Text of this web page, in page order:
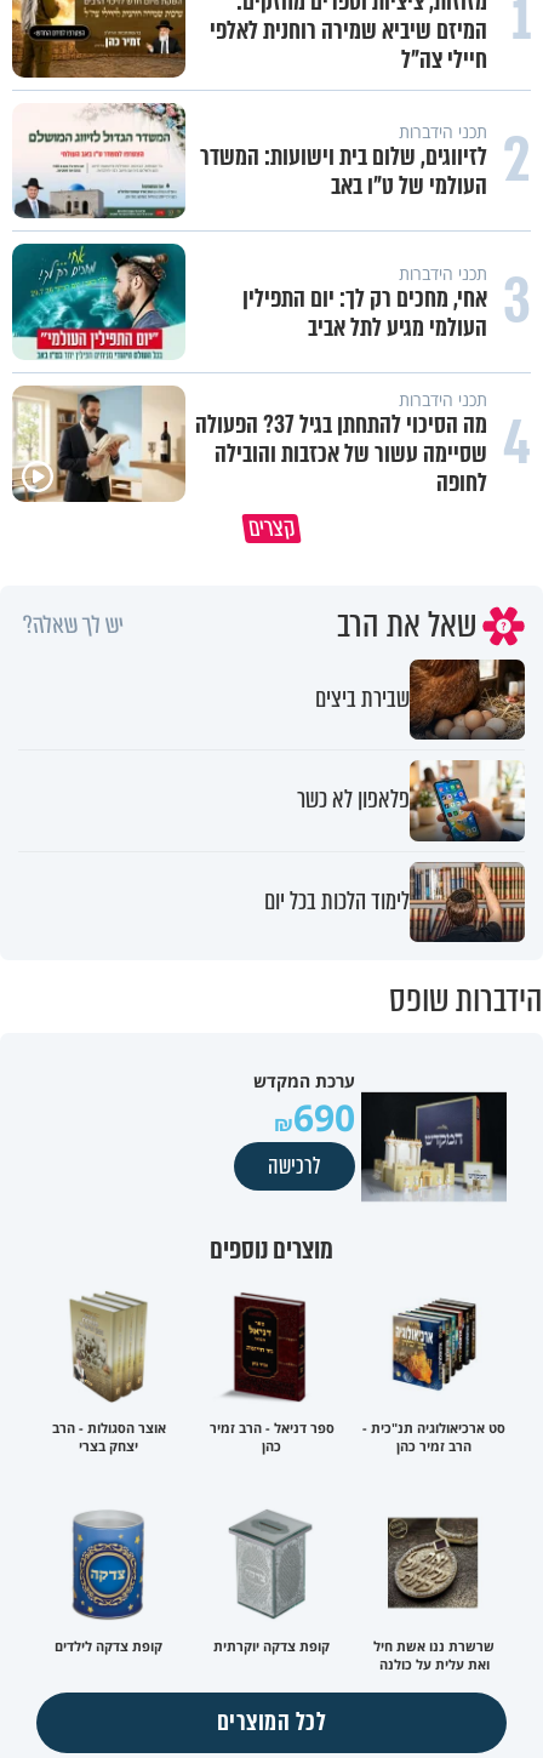
1
המיזם שיביא שמירה רוחנית לאלפי
חיילי צה"ל
2 תכני הידברות
לזיווגים, שלום בית וישועות: המשדר
העולמי של ט"ו באב
3 תכני הידברות
אחי, מחכים רק לך: יום התפילין
העולמי מגיע לתל אביב
4 תכני הידברות
מה הסיכוי להתחתן בגיל 37? הפעולה
שסיימה עשור של אכזבות והובילה
לחופה
קצרים
תעצרו לפני שאתם מוציאים דיבה על
שאל את הרב יש לך שאלה?
שבירת ביצים
פלאפון לא כשר
לימוד הלכות בכל יום
הידברות שופס
ערכת המקדש
690
לרכישה
מוצרים נוספים
סט ארכיאולוגיה תנ"כית -
הרב זמיר כהן
ספר דניאל - הרב זמיר
כהן
אוצר הסגולות - הרב
יצחק בצרי
שרשרת ננו אשת חיל
ואת עלית על כולנה
קופת צדקה יוקרתית קופת צדקה לילדים
לכל המוצרים